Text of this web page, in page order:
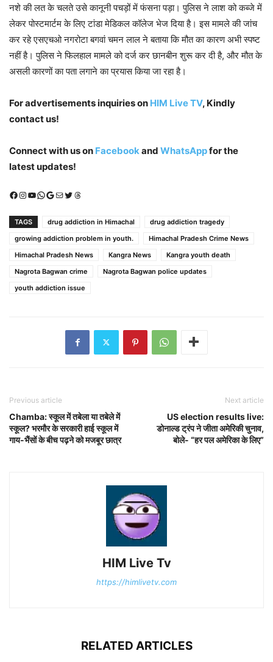
नशे की लत के चलते उसे कानूनी पचड़ों में फंसना पड़ा। पुलिस ने लाश को कब्जे में
लेकर पोस्टमार्टम के लिए टांडा मेडिकल कॉलेज भेज दिया है। इस मामले की जांच
कर रहे एसएचओ नगरोटा बगवां चमन लाल ने बताया कि मौत का कारण अभी स्पष्ट
नहीं है। पुलिस ने फिलहाल मामले को दर्ज कर छानबीन शुरू कर दी है, और मौत के
असली कारणों का पता लगाने का प्रयास किया जा रहा है।
For advertisements inquiries on HIM Live TV, Kindly
contact us!
Connect with us on Facebook and WhatsAppfor the
latest updates!
Facebook
Instagram
YouTube
WhatsApp
Google
MailX (Twitter)
Threads
TAGS drug addiction in Himachal
drug addiction tragedy
growing addiction problem in youth.
Himachal Pradesh Crime News
Himachal Pradesh News
Kangra News
Kangra youth death
Nagrota Bagwan crime
Nagrota Bagwan police updates
youth addiction issue
Previous article
Chamba: स्कूल में तबेला या तबेले में
स्कूल? भरमौर के सरकारी हाई स्कूल में
गाय-भैंसों के बीच पढ़ने को मजबूर छात्र
Next article
US election results live:
डोनाल्ड ट्रंप ने जीता अमेरिकी चुनाव,
बोले- “हर पल अमेरिका के लिए”
HIM Live Tv
https://himlivetv.com
RELATED ARTICLES